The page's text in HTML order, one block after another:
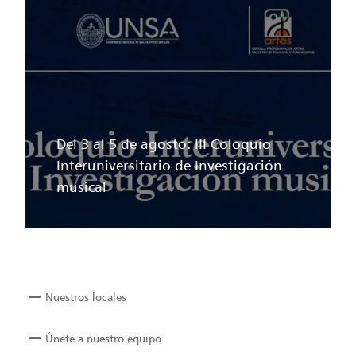
Del 3 al 5 de agosto: III Coloquio
Interuniversitario de Investigación
musical
Nuestros locales
Únete a nuestro equipo